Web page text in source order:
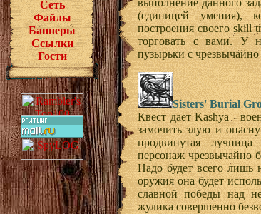
Сеть
Файлы
Баннеры
Ссылки
Гости
выполнение данного
(единицей умения),
построения своего skill
торговать с вами. У
пузырьки с
Sisters' Burial
Квест дает Kashya -
замочить злую и
продвинутая
персонаж чрезвычайно
Надо будет всего лишь
оружия она будет
славной победы над
жулика совершенно